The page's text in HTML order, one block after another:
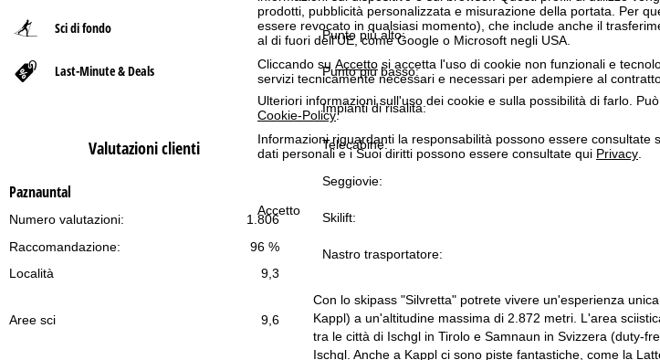
prodotti, pubblicità personalizzata e misurazione della portata. Per
essere revocato in qualsiasi momento), che include anche il
al di fuori dell'UE, come Google o Microsoft negli USA.
Cliccando su Accetto si accetta l'uso di cookie non funzionali e
servizi tecnicamente necessari e necessari per adempiere al
Ulteriori informazioni sull'uso dei cookie e sulla possibilità di farlo.
Cookie-Policy.
Informazioni riguardanti la responsabilità possono essere consultate
dati personali e i Suoi diritti possono essere consultate qui Privacy.
Accetto
Sci di fondo
Last-Minute & Deals
Valutazioni clienti
Paznauntal
1.806
Numero valutazioni:
96 %
Raccomandazione:
Località
9,3
Aree sci 9,6
p
a
g
e
Punto più alto:
Punto più basso:
Impianti di risalita:
Telecabine:
Seggiovie:
Skilift:
Nastro trasportatore:
Con lo skipass "Silvretta" potrete vivere un'esperienza
Kappl) a un'altitudine massima di 2.872 metri. L'area
tra le città di Ischgl in Tirolo e Samnaun in Svizzera (duty-
Ischgl. Anche a Kappl ci sono piste fantastiche, come la